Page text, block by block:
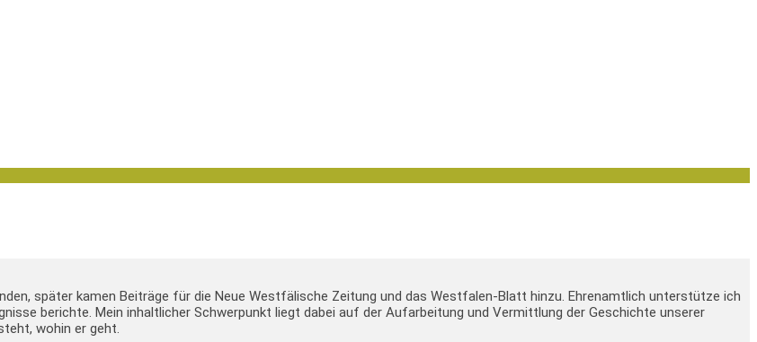
später kamen Beiträge für die Neue Westfälische Zeitung und das Westfalen-Blatt hinzu. Ehrenamtlich unterstütze ich
berichte. Mein inhaltlicher Schwerpunkt liegt dabei auf der Aufarbeitung und Vermittlung der Geschichte unserer
wohin er geht.